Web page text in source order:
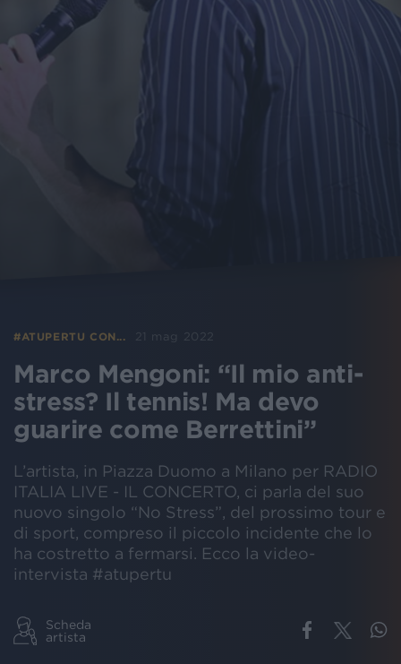
#ATUPERTU CON... 21 mag 2022
Marco Mengoni: “Il mio anti-
stress? Il tennis! Ma devo
guarire come Berrettini”
L’artista, in Piazza Duomo a Milano per RADIO
ITALIA LIVE - IL CONCERTO, ci parla del suo
nuovo singolo “No Stress”, del prossimo tour e
di sport, compreso il piccolo incidente che lo
ha costretto a fermarsi. Ecco la video-
intervista #atupertu
Scheda
artista